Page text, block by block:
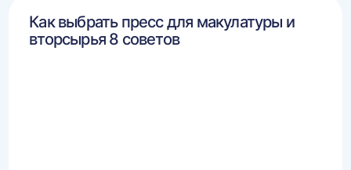
Как выбрать пресс для макулатуры и
вторсырья 8 советов